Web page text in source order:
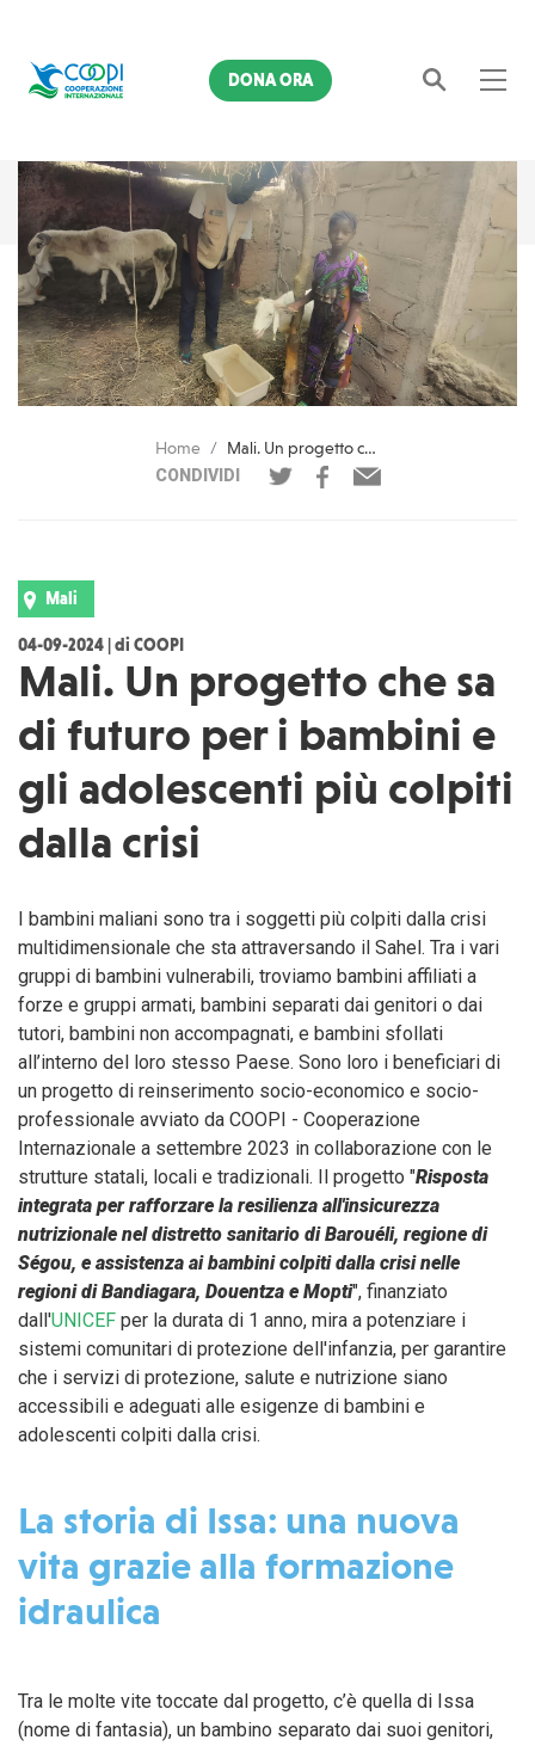
Cerca
DONA ORA
Home
Mali. Un progetto che sa di futuro per i bambini e gli adolescenti più colpiti dalla crisi
CONDIVIDI
Mali
04-09-2024 | di COOPI
Mali. Un progetto che sa
di futuro per i bambini e
gli adolescenti più colpiti
dalla crisi
I bambini maliani sono tra i soggetti più colpiti dalla crisi
multidimensionale che sta attraversando il Sahel. Tra i vari
gruppi di bambini vulnerabili, troviamo bambini affiliati a
forze e gruppi armati, bambini separati dai genitori o dai
tutori, bambini non accompagnati, e bambini sfollati
all’interno del loro stesso Paese. Sono loro i beneficiari di
un progetto di reinserimento socio-economico e socio-
professionale avviato da COOPI - Cooperazione
Internazionale a settembre 2023 in collaborazione con le
strutture statali, locali e tradizionali. Il progetto "Risposta
integrata per rafforzare la resilienza all'insicurezza
nutrizionale nel distretto sanitario di Barouéli, regione di
Ségou, e assistenza ai bambini colpiti dalla crisi nelle
regioni di Bandiagara, Douentza e Mopti", finanziato
dall'UNICEF per la durata di 1 anno, mira a potenziare i
sistemi comunitari di protezione dell'infanzia, per garantire
che i servizi di protezione, salute e nutrizione siano
accessibili e adeguati alle esigenze di bambini e
adolescenti colpiti dalla crisi.
La storia di Issa: una nuova
vita grazie alla formazione
idraulica
Tra le molte vite toccate dal progetto, c’è quella di Issa
(nome di fantasia), un bambino separato dai suoi genitori,